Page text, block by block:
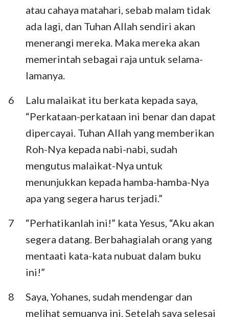
atau cahaya matahari, sebab malam tidak
ada lagi, dan Tuhan Allah sendiri akan
menerangi mereka. Maka mereka akan
memerintah sebagai raja untuk selama-
lamanya.
6
Lalu malaikat itu berkata kepada saya,
“Perkataan-perkataan ini benar dan dapat
dipercayai. Tuhan Allah yang memberikan
Roh-Nya kepada nabi-nabi, sudah
mengutus malaikat-Nya untuk
menunjukkan kepada hamba-hamba-Nya
apa yang segera harus terjadi.”
7
“Perhatikanlah ini!” kata Yesus, “Aku akan
segera datang. Berbahagialah orang yang
mentaati kata-kata nubuat dalam buku
ini!”
8
Saya, Yohanes, sudah mendengar dan
melihat semuanya ini. Setelah saya selesai